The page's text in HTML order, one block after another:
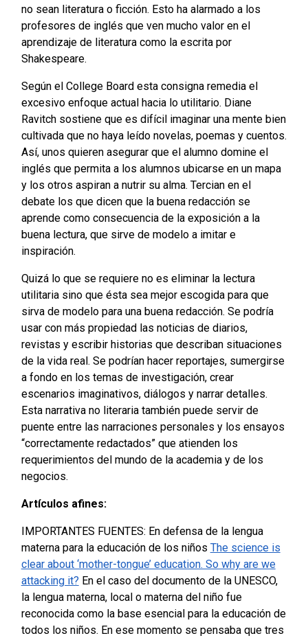
no sean literatura o ficción. Esto ha alarmado a los
profesores de inglés que ven mucho valor en el
aprendizaje de literatura como la escrita por
Shakespeare.
Según el College Board esta consigna remedia el
excesivo enfoque actual hacia lo utilitario. Diane
Ravitch sostiene que es difícil imaginar una mente bien
cultivada que no haya leído novelas, poemas y cuentos.
Así, unos quieren asegurar que el alumno domine el
inglés que permita a los alumnos ubicarse en un mapa
y los otros aspiran a nutrir su alma. Tercian en el
debate los que dicen que la buena redacción se
aprende como consecuencia de la exposición a la
buena lectura, que sirve de modelo a imitar e
inspiración.
Quizá lo que se requiere no es eliminar la lectura
utilitaria sino que ésta sea mejor escogida para que
sirva de modelo para una buena redacción. Se podría
usar con más propiedad las noticias de diarios,
revistas y escribir historias que describan situaciones
de la vida real. Se podrían hacer reportajes, sumergirse
a fondo en los temas de investigación, crear
escenarios imaginativos, diálogos y narrar detalles.
Esta narrativa no literaria también puede servir de
puente entre las narraciones personales y los ensayos
“correctamente redactados” que atienden los
requerimientos del mundo de la academia y de los
negocios.
Artículos afines:
IMPORTANTES FUENTES: En defensa de la lengua
materna para la educación de los niños The science is
clear about ‘mother-tongue’ education. So why are we
attacking it? En el caso del documento de la UNESCO,
la lengua materna, local o materna del niño fue
reconocida como la base esencial para la educación de
todos los niños. En ese momento se pensaba que tres